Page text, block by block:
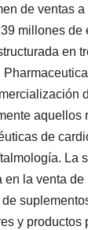
de ventas
millones de
en
aquellos
de
La
en la venta
y productos